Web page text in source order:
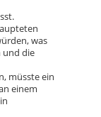
was
und die
müsste ein
einem